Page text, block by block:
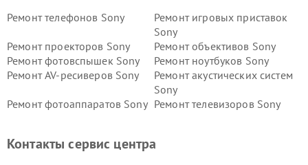
Ремонт телефонов Sony
Ремонт игровых приставок
Sony
Ремонт проекторов Sony
Ремонт объективов Sony
Ремонт фотовспышек Sony
Ремонт ноутбуков Sony
Ремонт AV-ресиверов Sony
Ремонт акустических систем
Sony
Ремонт фотоаппаратов Sony Ремонт телевизоров Sony
Контакты сервис центра